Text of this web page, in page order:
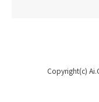
Copyright(c)